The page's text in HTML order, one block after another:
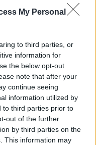
My Personal
to third parties, or
information for
the below opt-out
note that after your
continue seeing
information utilized by
to third parties prior to
out of the further
by third parties on the
This information may